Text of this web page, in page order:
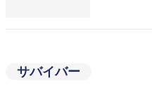
サバイバー